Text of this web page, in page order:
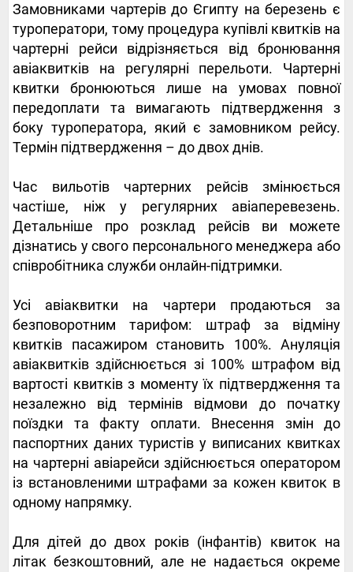
Замовниками чартерів до Єгипту на березень є
туроператори, тому процедура купівлі квитків на
чартерні рейси відрізняється від бронювання
авіаквитків на регулярні перельоти. Чартерні
квитки бронюються лише на умовах повної
передоплати та вимагають підтвердження з
боку туроператора, який є замовником рейсу.
Термін підтвердження – до двох днів.
Час вильотів чартерних рейсів змінюється
частіше, ніж у регулярних авіаперевезень.
Детальніше про розклад рейсів ви можете
дізнатись у свого персонального менеджера або
співробітника служби онлайн-підтримки.
Усі авіаквитки на чартери продаються за
безповоротним тарифом: штраф за відміну
квитків пасажиром становить 100%. Ануляція
авіаквитків здійснюється зі 100% штрафом від
вартості квитків з моменту їх підтвердження та
незалежно від термінів відмови до початку
поїздки та факту оплати. Внесення змін до
паспортних даних туристів у виписаних квитках
на чартерні авіарейси здійснюється оператором
із встановленими штрафами за кожен квиток в
одному напрямку.
Для дітей до двох років (інфантів) квиток на
літак безкоштовний, але не надається окреме